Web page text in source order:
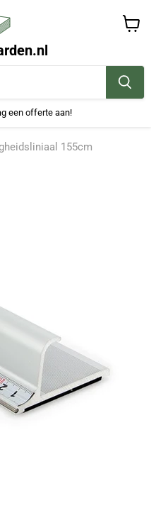
een offerte aan!
155cm